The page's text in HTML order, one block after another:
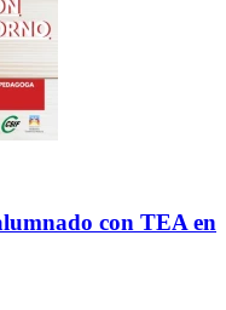
con TEA en